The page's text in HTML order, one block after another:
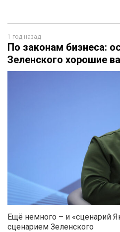
1 год назад
По законам бизнеса:
Зеленского хорошие
Ещё немного – и «сценарий
сценарием Зеленского